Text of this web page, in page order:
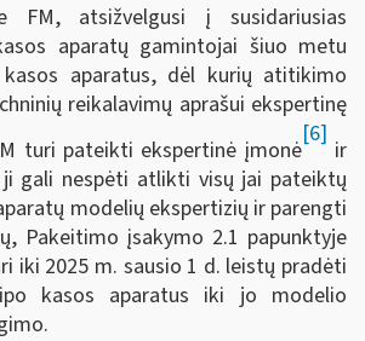
FM, atsižvelgusi į susidariusias
aparatų gamintojai šiuo metu
aparatus, dėl kurių atitikimo
reikalavimų aprašui ekspertinę
turi pateikti ekspertinė įmonė
[6]
ir
gali nespėti atlikti visų jai pateiktų
modelių ekspertizių ir parengti
Pakeitimo įsakymo 2.1 papunktyje
iki 2025 m. sausio 1 d. leistų pradėti
kasos aparatus iki jo modelio